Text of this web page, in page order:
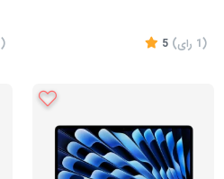
تماس بگیرید
(1 رای)
5
(1